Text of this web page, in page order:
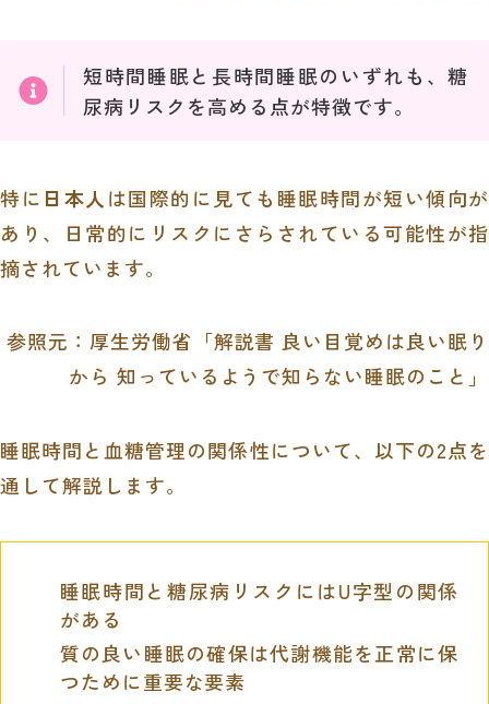
短時間睡眠と長時間睡眠のいずれも、糖
尿病リスクを高める点が特徴です。
特に 日本人 は国際的に見ても睡眠時間が短い傾向が
あり、日常的にリスクにさらされている可能性が指
摘されています。
参照元： 厚生労働省「解説書 良い目覚めは良い眠り
から 知っているようで知らない睡眠のこと」
睡眠時間と血糖管理の関係性について、以下の2点を
通して解説します。
睡眠時間と糖尿病リスクにはU字型の関係
がある
質の良い睡眠の確保は代謝機能を正常に保
つために重要な要素